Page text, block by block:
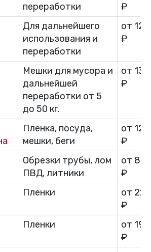
переработки
₽
Для дальнейшего
использования и
переработки
от 12
₽
Мешки для мусора и
дальнейшей
переработки от 5
до 50 кг.
от 13
₽
Пленка, посуда,
мешки, беги
от 12
₽
Обрезки трубы, лом
ПВД, литники
от 8
₽
Пленки
от 22
₽
Пленки
от 19
₽